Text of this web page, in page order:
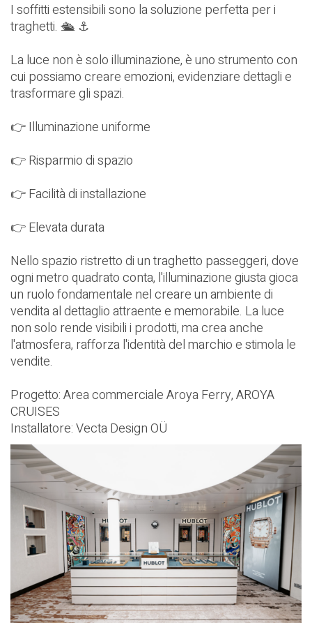
I soffitti estensibili sono la soluzione perfetta per i
traghetti. 🛳️ ⚓
La luce non è solo illuminazione, è uno strumento con
cui possiamo creare emozioni, evidenziare dettagli e
trasformare gli spazi.
👉 Illuminazione uniforme
👉 Risparmio di spazio
👉 Facilità di installazione
👉 Elevata durata
Nello spazio ristretto di un traghetto passeggeri, dove
ogni metro quadrato conta, l'illuminazione giusta gioca
un ruolo fondamentale nel creare un ambiente di
vendita al dettaglio attraente e memorabile. La luce
non solo rende visibili i prodotti, ma crea anche
l'atmosfera, rafforza l'identità del marchio e stimola le
vendite.
Progetto: Area commerciale Aroya Ferry,AROYA
CRUISES
Installatore:Vecta Design OÜ